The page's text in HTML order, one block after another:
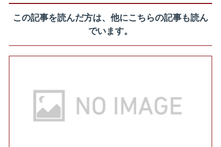
この記事を読んだ方は、他にこちらの記事も読ん
でいます。